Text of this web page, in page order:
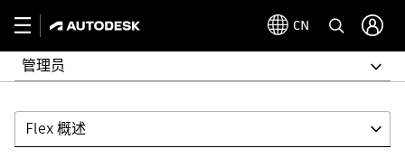
CN
管理员
Flex 概述